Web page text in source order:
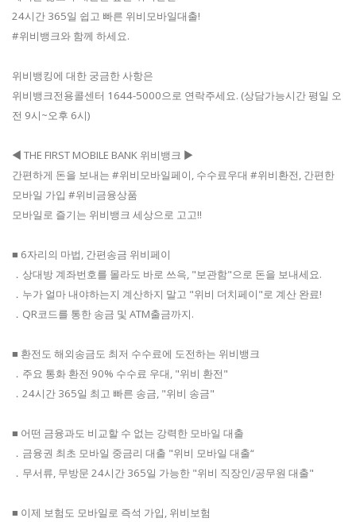
24시간 365일 쉽고 빠른 위비모바일대출!
#위비뱅크와 함께 하세요.
위비뱅킹에 대한 궁금한 사항은
위비뱅크전용콜센터 1644-5000으로 연락주세요. (상담가능시간 평일 오
전 9시~오후 6시)
◀ THE FIRST MOBILE BANK 위비뱅크 ▶
간편하게 돈을 보내는 #위비모바일페이, 수수료우대 #위비환전, 간편한
모바일 가입 #위비금융상품
모바일로 즐기는 위비뱅크 세상으로 고고!!
■ 6자리의 마법, 간편송금 위비페이
．상대방 계좌번호를 몰라도 바로 쓰윽, "보관함"으로 돈을 보내세요.
．누가 얼마 내야하는지 계산하지 말고 "위비 더치페이"로 계산 완료!
．QR코드를 통한 송금 및 ATM출금까지.
■ 환전도 해외송금도 최저 수수료에 도전하는 위비뱅크
．주요 통화 환전 90% 수수료 우대, "위비 환전"
．24시간 365일 최고 빠른 송금, "위비 송금"
■ 어떤 금융과도 비교할 수 없는 강력한 모바일 대출
．금융권 최초 모바일 중금리 대출 "위비 모바일 대출“
．무서류, 무방문 24시간 365일 가능한 "위비 직장인/공무원 대출"
■ 이제 보험도 모바일로 즉석 가입, 위비보험